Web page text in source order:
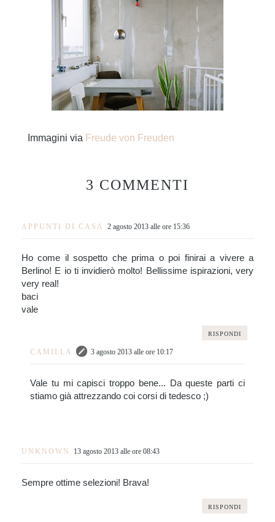
Immagini via Freude von Freuden
3 COMMENTI
APPUNTI DI CASA 2 agosto 2013 alle ore 15:36
Ho come il sospetto che prima o poi finirai a vivere a
Berlino! E io ti invidierò molto! Bellissime ispirazioni, very
very real!
baci
vale
RISPONDI
CAMILLA 3 agosto 2013 alle ore 10:17
Vale tu mi capisci troppo bene... Da queste parti ci
stiamo già attrezzando coi corsi di tedesco ;)
UNKNOWN 13 agosto 2013 alle ore 08:43
Sempre ottime selezioni! Brava!
RISPONDI